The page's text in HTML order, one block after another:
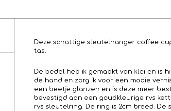
Deze schattige sleutelhanger coffee
tas.
De bedel heb ik gemaakt van klei en is
de hand en zorg ik voor een mooie
een beetje glanzen en is deze meer
bevestigd aan een goudkleurige rvs
rvs sleutelring. De ring is 2cm breed.